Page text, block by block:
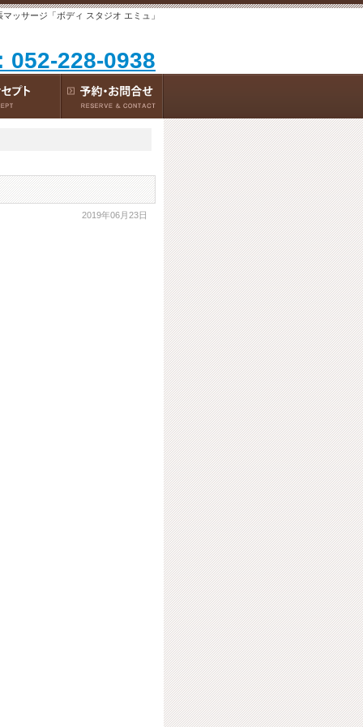
ッサージ「ボディ スタジオ エミュ」
052-228-0938
2019年06月23日